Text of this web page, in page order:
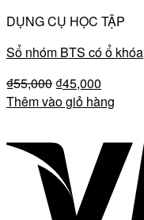
DỤNG CỤ HỌC TẬP
Sổ nhóm BTS có ổ khóa
₫55,000 ₫45,000
Thêm vào giỏ hàng